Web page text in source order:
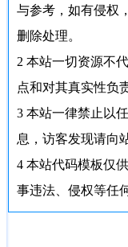
与参考，如有侵权
删除处理。
2 本站一切资源不
点和对其真实性负
3 本站一律禁止以
息，访客发现请向
4 本站代码模板仅
事违法、侵权等任